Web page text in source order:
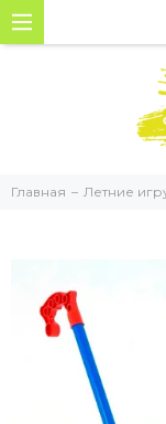
Главная Летние